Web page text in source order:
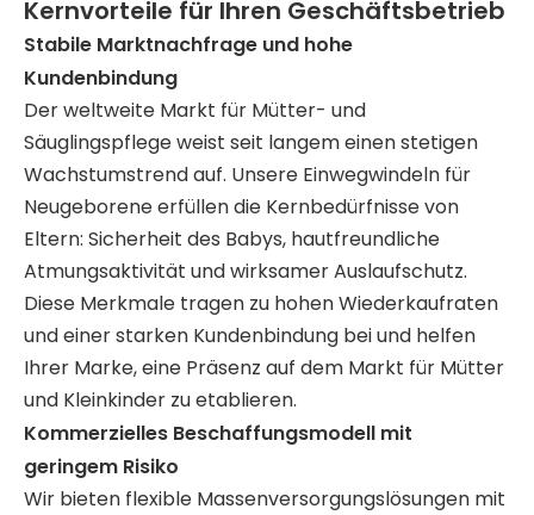
Kernvorteile für Ihren Geschäftsbetrieb
Stabile Marktnachfrage und hohe
Kundenbindung
Der weltweite Markt für Mütter- und
Säuglingspflege weist seit langem einen stetigen
Wachstumstrend auf. Unsere Einwegwindeln für
Neugeborene erfüllen die Kernbedürfnisse von
Eltern: Sicherheit des Babys, hautfreundliche
Atmungsaktivität und wirksamer Auslaufschutz.
Diese Merkmale tragen zu hohen Wiederkaufraten
und einer starken Kundenbindung bei und helfen
Ihrer Marke, eine Präsenz auf dem Markt für Mütter
und Kleinkinder zu etablieren.
Kommerzielles Beschaffungsmodell mit
geringem Risiko
Wir bieten flexible Massenversorgungslösungen mit